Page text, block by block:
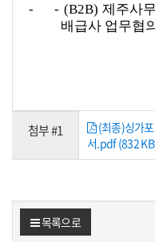
- - (B2B) 제주사무
배급사 업무협
첨부 #1
(최종)싱가
서.pdf (832
목록으로